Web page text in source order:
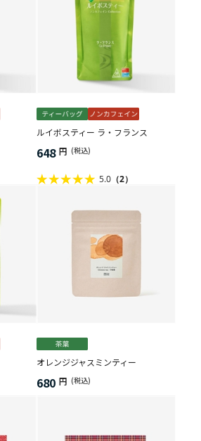
ルイボスティー ラ・フランス
648 円 (税込)
5.0 （2）
オレンジジャスミンティー
680 円 (税込)